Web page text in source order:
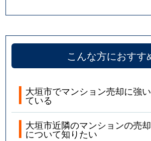
こんな方におすす
大垣市でマンション売却に強
ている
大垣市近隣のマンションの売
について知りたい